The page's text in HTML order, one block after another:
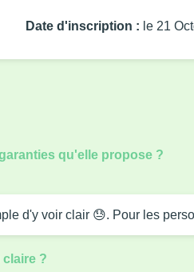
Date d'inscription : le 21
qu'elle propose ?
d'y voir clair 😓. Pour les
?